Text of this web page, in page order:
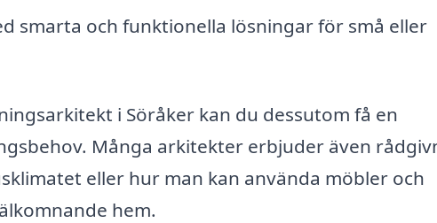
smarta och funktionella lösningar för små eller
i Söråker kan du dessutom få en
Många arkitekter erbjuder även
eller hur man kan använda möbler och
hem.